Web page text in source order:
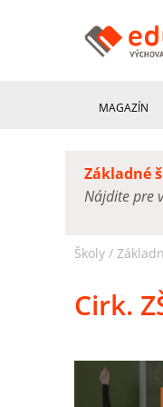
MAGAZÍN
Základné
Nájdite pre
Školy /
Cirk.